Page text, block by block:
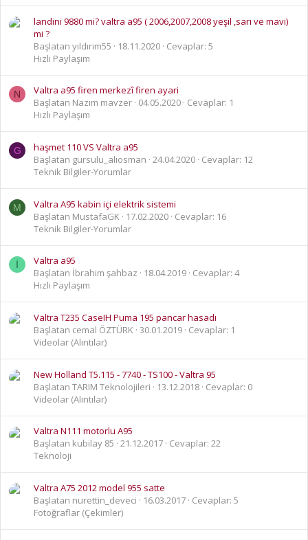
landini 9880 mi? valtra a95 ( 2006,2007,2008 yeşil ,sarı ve mavi)
mi ?
Başlatan yıldırım55
18.11.2020 Cevaplar: 5
Hızlı Paylaşım
N
Valtra a95 firen merkezî firen ayari
Başlatan Nazım mavzer 04.05.2020 Cevaplar: 1
Hızlı Paylaşım
G
haşmet 110 VS Valtra a95
Başlatan gursulu_aliosman 24.04.2020 Cevaplar: 12
Teknik Bilgiler-Yorumlar
M
Valtra A95 kabin içi elektrik sistemi
Başlatan MustafaGK
17.02.2020 Cevaplar: 16
Teknik Bilgiler-Yorumlar
İ
Valtra a95
Başlatan İbrahim şahbaz
18.04.2019 Cevaplar: 4
Hızlı Paylaşım
Valtra T235 CaseIH Puma 195 pancar hasadı
Başlatan cemal ÖZTÜRK 30.01.2019 Cevaplar: 1
Videolar (Alıntılar)
New Holland T5.115 - 7740 - TS100 - Valtra 95
Başlatan TARIM Teknolojileri
13.12.2018 Cevaplar: 0
Videolar (Alıntılar)
Valtra N111 motorlu A95
Başlatan kubilay 85 21.12.2017 Cevaplar: 22
Teknoloji
Valtra A75 2012 model 955 satte
Başlatan nurettin_deveci
16.03.2017 Cevaplar: 5
Fotoğraflar (Çekimler)